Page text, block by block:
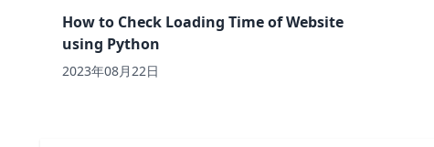
How to Check Loading Time of Website
using Python
2023年08月22日